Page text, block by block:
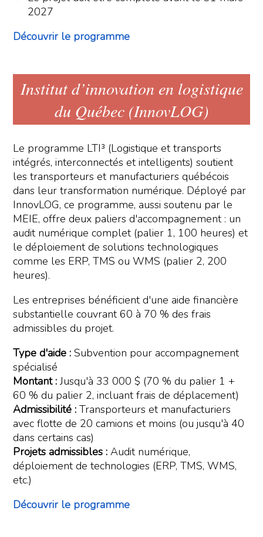
2027
Découvrir le programme
Institut d’innovation en logistique
du Québec (InnovLOG)
Le programme LTI³ (Logistique et transports
intégrés, interconnectés et intelligents) soutient
les transporteurs et manufacturiers québécois
dans leur transformation numérique. Déployé par
InnovLOG, ce programme, aussi soutenu par le
MEIE, offre deux paliers d'accompagnement : un
audit numérique complet (palier 1, 100 heures) et
le déploiement de solutions technologiques
comme les ERP, TMS ou WMS (palier 2, 200
heures).
Les entreprises bénéficient d'une aide financière
substantielle couvrant 60 à 70 % des frais
admissibles du projet.
Type d'aide :Subvention pour accompagnement
spécialisé
Montant : Jusqu'à 33 000 $ (70 % du palier 1 +
60 % du palier 2, incluant frais de déplacement)
Admissibilité : Transporteurs et manufacturiers
avec flotte de 20 camions et moins (ou jusqu'à 40
dans certains cas)
Projets admissibles : Audit numérique,
déploiement de technologies (ERP, TMS, WMS,
etc.)
Découvrir le programme